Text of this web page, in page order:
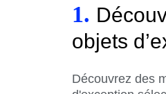
1.
objets
Découvrez des